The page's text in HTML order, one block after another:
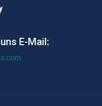
E-Mail: